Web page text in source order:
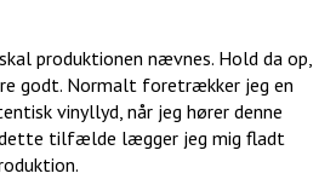
produktionen nævnes. Hold da op,
godt. Normalt foretrækker jeg en
vinyllyd, når jeg hører denne
dette tilfælde lægger jeg mig fladt